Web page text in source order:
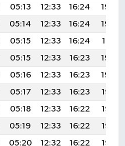
05:13 12:33 16:24
19:43
05:14 12:33 16:24
19:42
05:15 12:33 16:24
19:41
05:15 12:33 16:23
19:40
05:16 12:33 16:23
19:39
05:17 12:33 16:23
19:38
05:18 12:33 16:22
19:37
05:19 12:33 16:22
19:36
05:20 12:32 16:22
19:35